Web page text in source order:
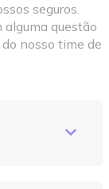
seguros.
alguma questão
nosso time de